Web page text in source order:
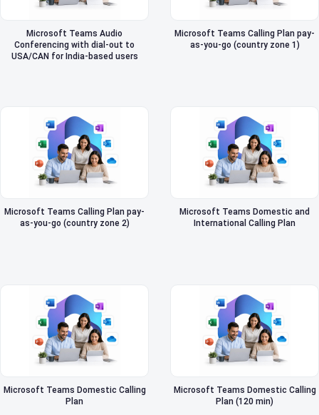
Microsoft Teams Audio
Conferencing with dial-out to
USA/CAN for India-based users
Microsoft Teams Calling Plan pay-
as-you-go (country zone 1)
Microsoft Teams Calling Plan pay-
as-you-go (country zone 2)
Microsoft Teams Domestic and
International Calling Plan
Microsoft Teams Domestic Calling
Plan
Microsoft Teams Domestic Calling
Plan (120 min)